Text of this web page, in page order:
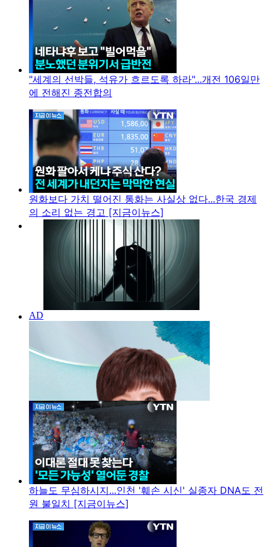
"세계의 선박들, 석유가 흐르도록 하라"...개전 106일만
에 전해진 종전합의
원화보다 가치 떨어진 통화는 사실상 없다...한국 경제
의 소리 없는 경고 [지금이뉴스]
하늘도 무심하시지...인천 '훼손 시신' 실종자 DNA도 전
원 불일치 [지금이뉴스]